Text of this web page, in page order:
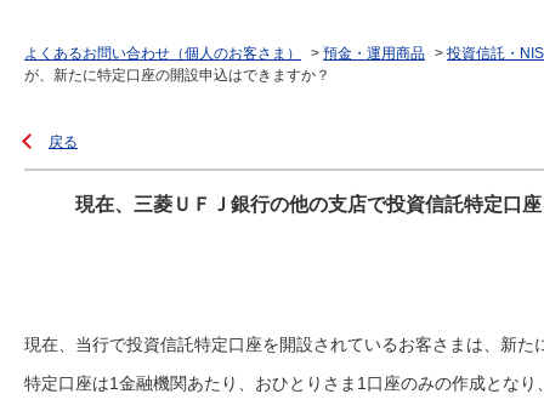
よくあるお問い合わせ（個人のお客さま） > 預金・運用商品 > 投資信託・
が、新たに特定口座の開設申込はできますか？
戻る
現在、三菱ＵＦＪ銀行の他の支店で投資信託特定口
現在、当行で投資信託特定口座を開設されているお客さまは、新
特定口座は1金融機関あたり、おひとりさま1口座のみの作成とな